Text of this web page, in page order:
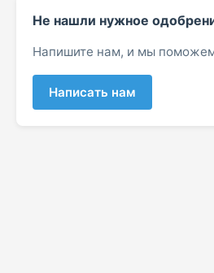
Не нашли нужное
Напишите нам, и мы
Написать нам